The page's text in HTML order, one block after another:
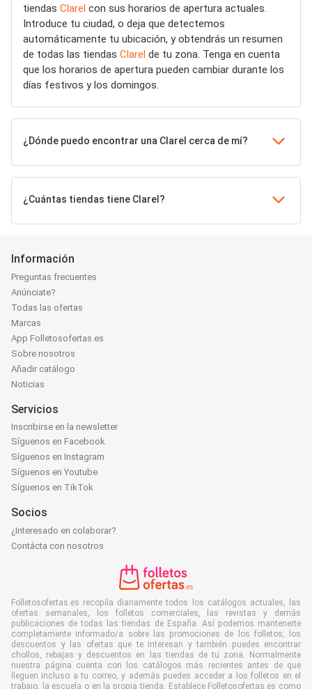
tiendas Clarel con sus horarios de apertura actuales.
Introduce tu ciudad, o deja que detectemos
automáticamente tu ubicación, y obtendrás un resumen
de todas las tiendas Clarel de tu zona. Tenga en cuenta
que los horarios de apertura pueden cambiar durante los
días festivos y los domingos.
¿Dónde puedo encontrar una Clarel cerca de mí?
¿Cuántas tiendas tiene Clarel?
Información
Preguntas frecuentes
Anúnciate?
Todas las ofertas
Marcas
App Folletosofertas.es
Sobre nosotros
Añadir catálogo
Noticias
Servicios
Inscribirse en la newsletter
Síguenos en Facebook
Síguenos en Instagram
Síguenos en Youtube
Síguenos en TikTok
Socios
¿Interesado en colaborar?
Contácta con nosotros
Folletosofertas.es recopila diariamente todos los catálogos actuales, las
ofertas semanales, los folletos comerciales, las revistas y demás
publicaciones de todas las tiendas de España. Así podemos mantenerte
completamente informado/a sobre las promociones de los folletos, los
descuentos y las ofertas que te interesan y también puedes encontrar
chollos, rebajas y descuentos en las tiendas de tu zona. Normalmente
nuestra página cuenta con los catálogos más recientes antes de que
lleguen incluso a tu correo, y además puedes acceder a los folletos en el
trabajo, la escuela o en la propia tienda. Establece Folletosofertas.es como